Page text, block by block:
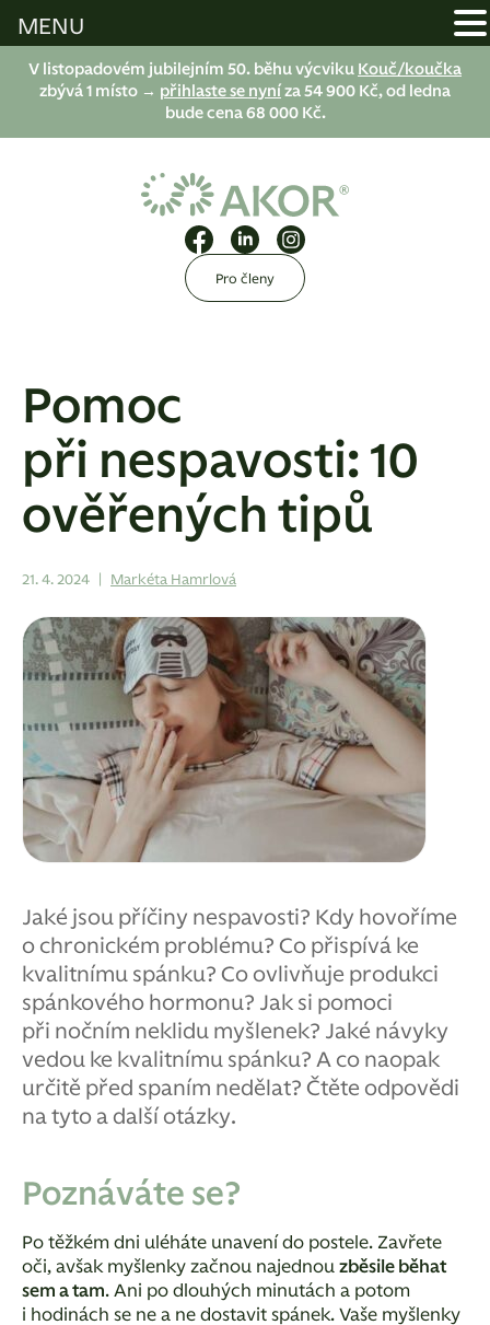
V listopadovém jubilejním 50. běhu výcviku Kouč/koučka
zbývá 1 místo → přihlaste se nyní za 54 900 Kč, od ledna
bude cena 68 000 Kč.
Pro členy
Pomoc
při nespavosti: 10
ověřených tipů
21. 4. 2024 Markéta Hamrlová
Jaké jsou příčiny nespavosti? Kdy hovoříme
o chronickém problému? Co přispívá ke
kvalitnímu spánku? Co ovlivňuje produkci
spánkového hormonu? Jak si pomoci
při nočním neklidu myšlenek? Jaké návyky
vedou ke kvalitnímu spánku? A co naopak
určitě před spaním nedělat? Čtěte odpovědi
na tyto a další otázky.
Poznáváte se?
Po těžkém dni uléháte unavení do postele. Zavřete
oči, avšak myšlenky začnou najednou zběsile běhat
sem a tam. Ani po dlouhých minutách a potom
i hodinách se ne a ne dostavit spánek. Vaše myšlenky
MENU